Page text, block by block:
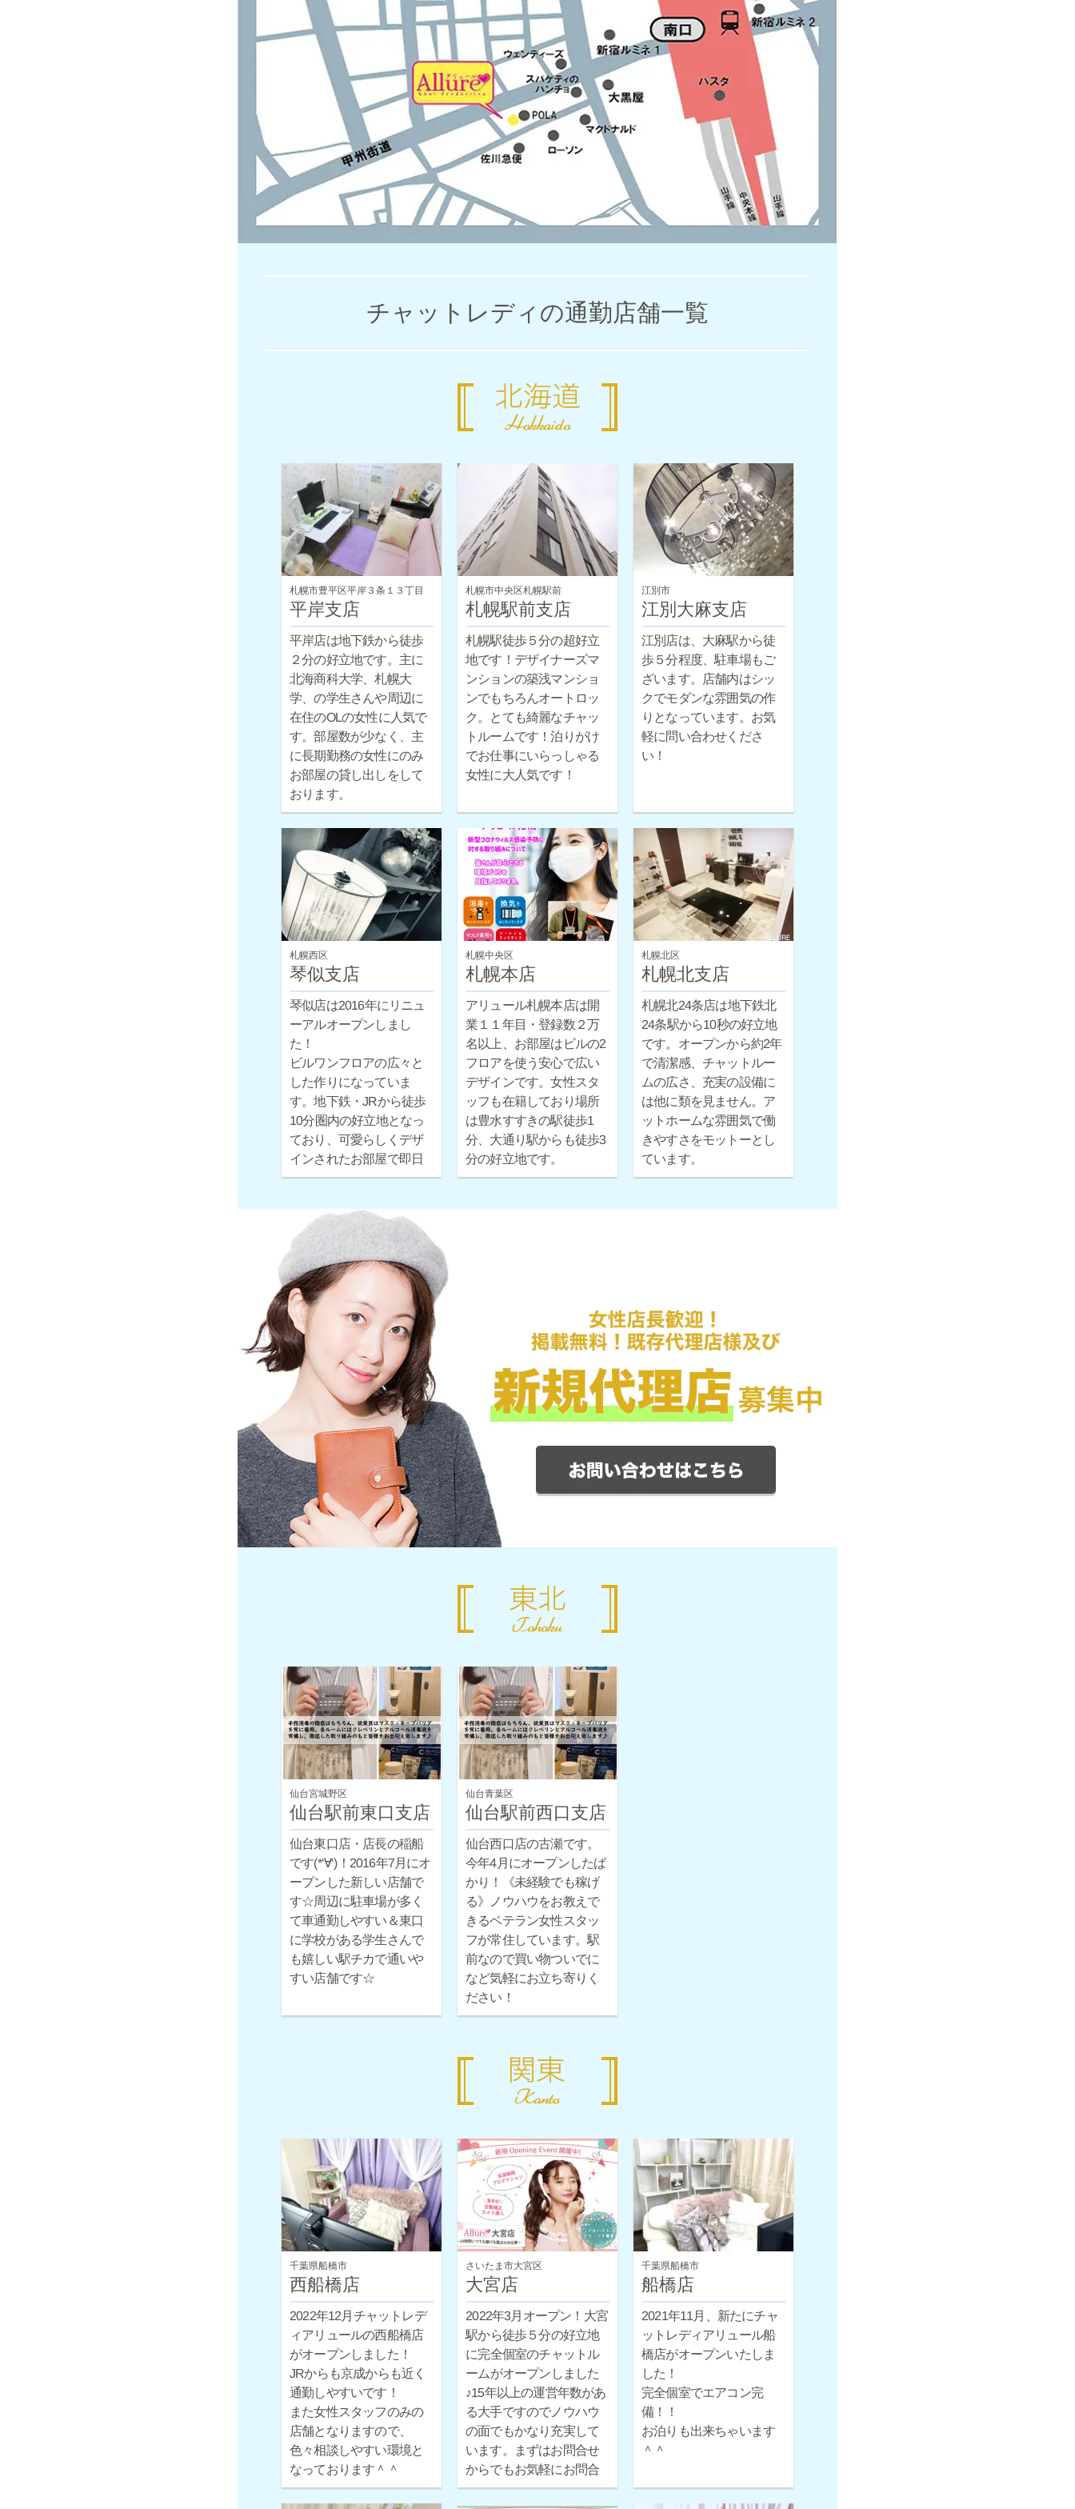
チャットレディの通勤店舗一覧
札幌市豊平区平岸３条１３丁目
平岸支店
平岸店は地下鉄から徒歩
２分の好立地です。主に
北海商科大学、札幌大
学、の学生さんや周辺に
在住のOLの女性に人気で
す。部屋数が少なく、主
に長期勤務の女性にのみ
お部屋の貸し出しをして
おります。
札幌市中央区札幌駅前
札幌駅前支店
札幌駅徒歩５分の超好立
地です！デザイナーズマ
ンションの築浅マンショ
ンでもちろんオートロッ
ク。とても綺麗なチャッ
トルームです！泊りがけ
でお仕事にいらっしゃる
女性に大人気です！
江別市
江別大麻支店
江別店は、大麻駅から徒
歩５分程度、駐車場もご
ざいます。店舗内はシッ
クでモダンな雰囲気の作
りとなっています。お気
軽に問い合わせくださ
い！
札幌西区
琴似支店
琴似店は2016年にリニュ
ーアルオープンしまし
た！
ビルワンフロアの広々と
した作りになっていま
す。地下鉄・JRから徒歩
10分圏内の好立地となっ
ており、可愛らしくデザ
インされたお部屋で即日
お
札幌中央区
札幌本店
アリュール札幌本店は開
業１１年目・登録数２万
名以上、お部屋はビルの2
フロアを使う安心で広い
デザインです。女性スタ
ッフも在籍しており場所
は豊水すすきの駅徒歩1
分、大通り駅からも徒歩3
分の好立地です。
札幌北区
札幌北支店
札幌北24条店は地下鉄北
24条駅から10秒の好立地
です。オープンから約2年
で清潔感、チャットルー
ムの広さ、充実の設備に
は他に類を見ません。ア
ットホームな雰囲気で働
きやすさをモットーとし
ています。
仙台宮城野区
仙台駅前東口支店
仙台東口店・店長の稲船
です(*‘∀‘)！2016年7月にオ
ープンした新しい店舗で
す☆周辺に駐車場が多く
て車通勤しやすい＆東口
に学校がある学生さんで
も嬉しい駅チカで通いや
すい店舗です☆
仙台青葉区
仙台駅前西口支店
仙台西口店の古瀬です。
今年4月にオープンしたば
かり！《未経験でも稼げ
る》ノウハウをお教えで
きるベテラン女性スタッ
フが常住しています。駅
前なので買い物ついでに
など気軽にお立ち寄りく
ださい！
千葉県船橋市
西船橋店
2022年12月チャットレデ
ィアリュールの西船橋店
がオープンしました！
JRからも京成からも近く
通勤しやすいです！
また女性スタッフのみの
店舗となりますので、
色々相談しやすい環境と
なっております＾＾
さいたま市大宮区
大宮店
2022年3月オープン！大宮
駅から徒歩５分の好立地
に完全個室のチャットル
ームがオープンしました
♪15年以上の運営年数があ
る大手ですのでノウハウ
の面でもかなり充実して
います。まずはお問合せ
からでもお気軽にお問合
せください。
千葉県船橋市
船橋店
2021年11月、新たにチャ
ットレディアリュール船
橋店がオープンいたしま
した！
完全個室でエアコン完
備！！
お泊りも出来ちゃいます
＾＾